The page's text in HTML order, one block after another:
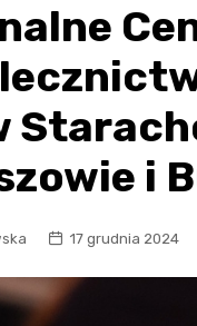
i
17 grudnia 2024